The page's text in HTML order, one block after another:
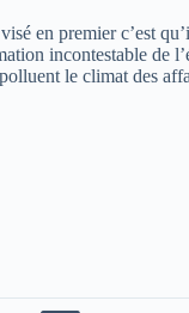
en premier c’est
incontestable
le climat des